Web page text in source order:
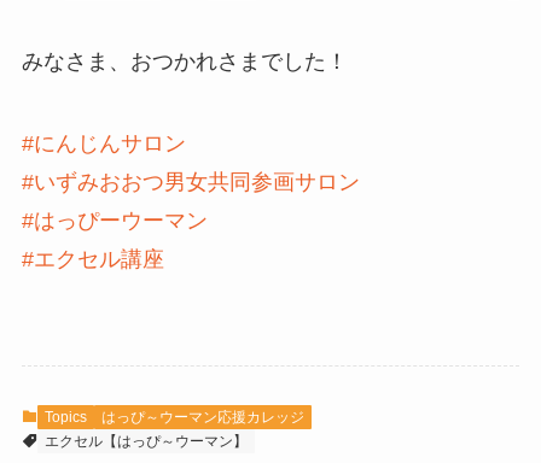
みなさま、おつかれさまでした！
#にんじんサロン
#いずみおおつ男女共同参画サロン
#はっぴーウーマン
#エクセル講座
Topics
はっぴ～ウーマン応援カレッジ
エクセル【はっぴ～ウーマン】